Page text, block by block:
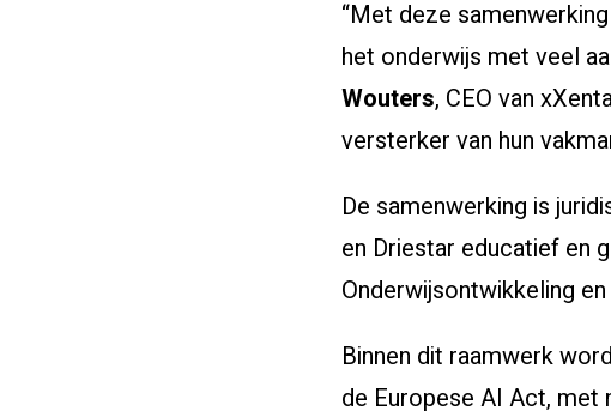
“Met deze
het onderwijs met veel
Wouters, CEO van
versterker van hun
De samenwerking is
en Driestar educatief en
Onderwijsontwikkeling
Binnen dit raamwerk
de Europese AI Act, met